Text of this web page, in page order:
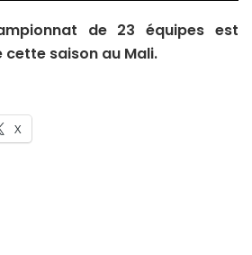
de 23 équipes est
cette saison au Mali.
X